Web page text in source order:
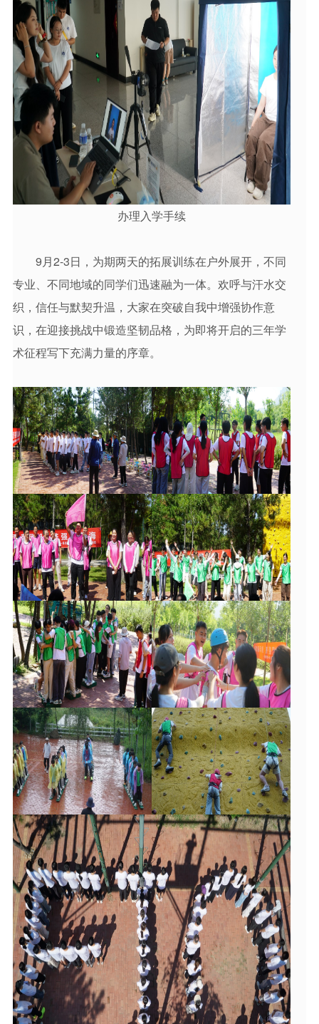
办理入学手续
9月2-3日，为期两天的拓展训练在户外展开，不同
专业、不同地域的同学们迅速融为一体。欢呼与汗水交
织，信任与默契升温，大家在突破自我中增强协作意
识，在迎接挑战中锻造坚韧品格，为即将开启的三年学
术征程写下充满力量的序章。